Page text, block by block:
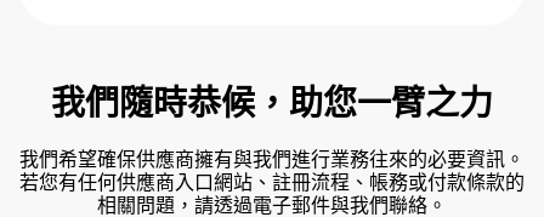
我們隨時恭候，助您一臂之力
我們希望確保供應商擁有與我們進行業務往來的必要資訊。
若您有任何供應商入口網站、註冊流程、帳務或付款條款的
相關問題，請透過電子郵件與我們聯絡。